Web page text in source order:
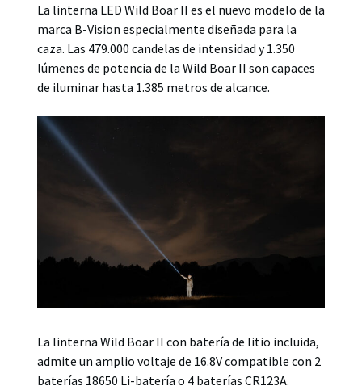
La linterna LED Wild Boar II es el nuevo modelo de la
marca B-Vision especialmente diseñada para la
caza. Las 479.000 candelas de intensidad y 1.350
lúmenes de potencia de la Wild Boar II son capaces
de iluminar hasta 1.385 metros de alcance.
La linterna Wild Boar II con batería de litio incluida,
admite un amplio voltaje de 16.8V compatible con 2
baterías 18650 Li-batería o 4 baterías CR123A.